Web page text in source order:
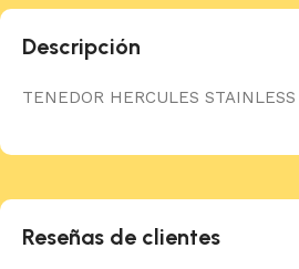
Descripción
TENEDOR HERCULES
Reseñas de clientes